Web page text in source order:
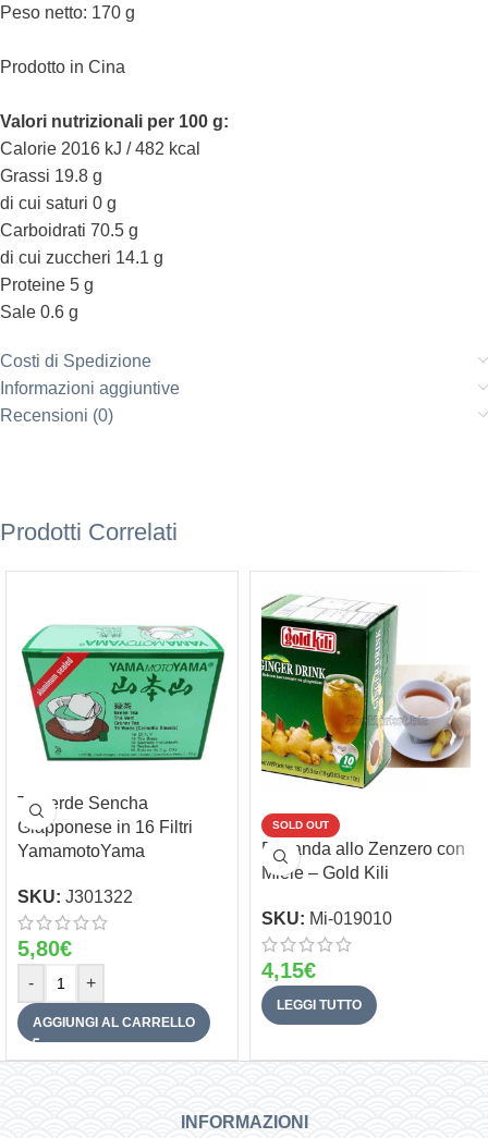
Peso netto: 170 g
Prodotto in Cina
Valori nutrizionali per 100 g:
Calorie 2016 kJ / 482 kcal
Grassi 19.8 g
di cui saturi 0 g
Carboidrati 70.5 g
di cui zuccheri 14.1 g
Proteine 5 g
Sale 0.6 g
Costi di Spedizione
Informazioni aggiuntive
Recensioni (0)
Prodotti Correlati
Te verde Sencha
Giapponese in 16 Filtri
YamamotoYama
SKU: J301322
5,80€
- +
AGGIUNGI AL CARRELLO
SOLD OUT
Bevanda allo Zenzero con
Miele – Gold Kili
SKU: Mi-019010
4,15€
LEGGI TUTTO
INFORMAZIONI